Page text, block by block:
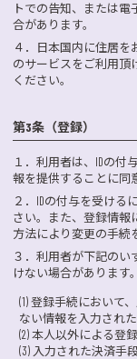
トでの告知、または
合があります。
４．
日本国内に住居を
のサービスをご利用頂
ください。
第3条（登録）
１． 利用者は、IDの付
報を提供することに同
２． IDの付与を受ける
さい。また、登録情報
方法により変更の手続
３． 利用者が下記のい
けない場合があります。
(1) 登録手続において
ない情報を入力され
(2) 本人以外による登
(3) 入力された決済手